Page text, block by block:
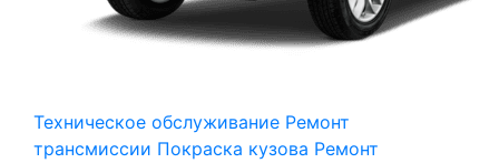
Техническое обслуживание Ремонт
трансмиссии Покраска кузова Ремонт